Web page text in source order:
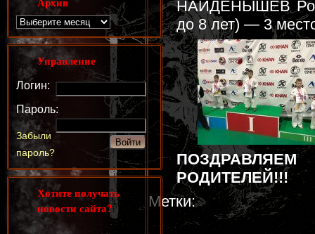
НАЙДЕНЫШЕВ
до 8 лет) — 3
РОДИТЕЛЕЙ!!!
Метки:
Управление
Логин:
Пароль:
Забыли
пароль?
Хотите получать
новости сайта?